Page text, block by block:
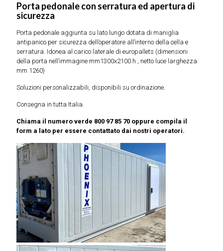
Porta pedonale con serratura ed apertura di
sicurezza
Porta pedonale aggiunta su lato lungo dotata di maniglia
antipanico per sicurezza dell’operatore all’interno della cella e
serratura. Idonea al carico laterale di europallets (dimensioni
della porta nell’immagine mm1300x2100 h , netto luce larghezza
mm 1260)
Soluzioni personalizzabili, disponibili su ordinazione.
Consegna in tutta Italia.
Chiama il numero verde 800 97 85 70 oppure compila il
form a lato per essere contattato dai nostri operatori.